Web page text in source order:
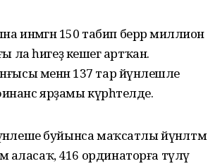
инмәгән 150 табип берәр миллион
һигеҙ кешегә артҡан.
менән 137 тар йүнәлешле
ярҙамы күрһәтелде.
буйынса маҡсатлы йүнәлтмә
аласаҡ, 416 ординаторға түләү